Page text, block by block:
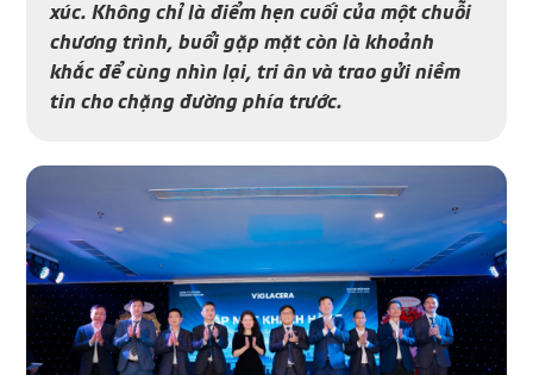
TIN CHUYÊN MÔN
xúc. Không chỉ là điểm hẹn cuối của một chuỗi
chương trình, buổi gặp mặt còn là khoảnh
khắc để cùng nhìn lại, tri ân và trao gửi niềm
tin cho chặng đường phía trước.